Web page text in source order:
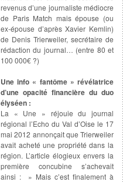
revenus d’une journaliste médiocre
de Paris Match mais épouse (ou
ex-épouse d’après Xavier Kemlin)
de Denis Trierweiler, secrétaire de
rédaction du journal… (entre 80 et
100 000€ ?)
Une info « fantôme » révélatrice
d’une opacité financière du duo
élyséen :
La « Une » réjouie du journal
régional l’Echo du Val d’Oise le 17
mai 2012 annonçait que Trierweiler
avait acheté une propriété dans la
région. L’article élogieux envers la
première concubine s’achevait
ainsi : » Mais c’est finalement à